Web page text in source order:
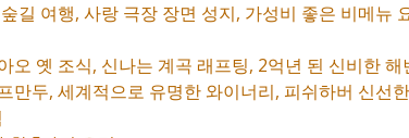
길 여행, 사랑 극장 장면 성지, 가성비 좋은 비메뉴
오 옛 조식, 신나는 계곡 래프팅, 2억년 된 신비한 해
만두, 세계적으로 유명한 와이너리, 피쉬하버 신선